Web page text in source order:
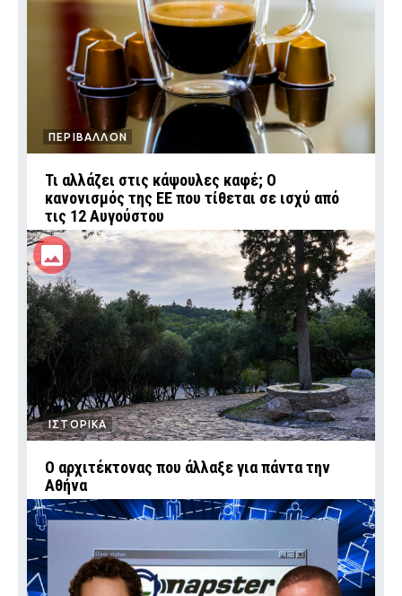
ΠΕΡΙΒΑΛΛΟΝ
Τι αλλάζει στις κάψουλες καφέ; Ο
κανονισμός της ΕΕ που τίθεται σε ισχύ από
τις 12 Αυγούστου
ΙΣΤΟΡΙΚΑ
Ο αρχιτέκτονας που άλλαξε για πάντα την
Αθήνα